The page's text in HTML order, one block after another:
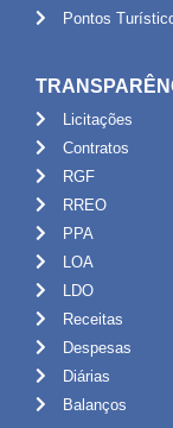
Pontos
Licitações
Contratos
RGF
RREO
PPA
LOA
LDO
Receitas
Despesas
Diárias
Balanços